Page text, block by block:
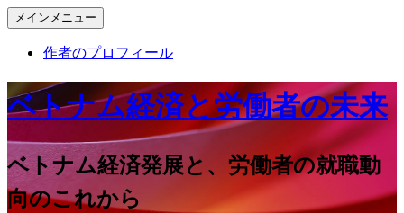
メインメニュー
作者のプロフィール
ベトナム経済と労働者の未来
ベトナム経済発展と、労働者の就職動
向のこれから